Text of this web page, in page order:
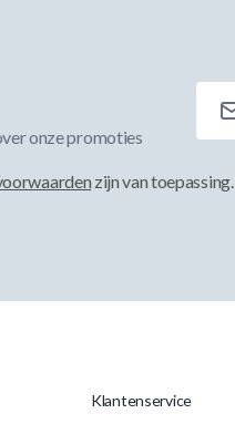
onze promoties
zijn van toepassing.
Klantenservice